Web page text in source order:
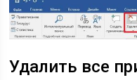
Удалить все